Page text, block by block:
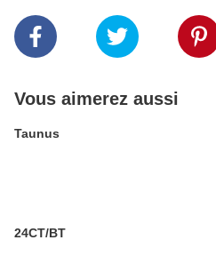
Vous aimerez aussi
Taunus
24CT/BT